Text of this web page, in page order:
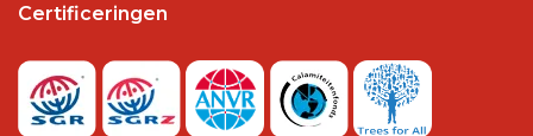
Certificeringen